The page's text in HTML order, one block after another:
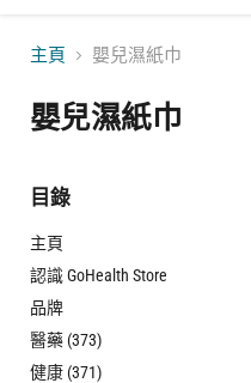
主頁 嬰兒濕紙巾
嬰兒濕紙巾
目錄
主頁
認識 GoHealth Store
品牌
醫藥 (373)
健康 (371)